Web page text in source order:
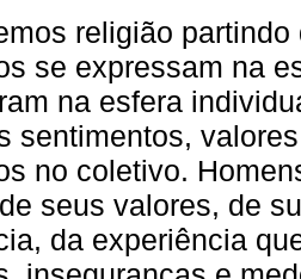
religião
se expressam na
na esfera
sentimentos,
no coletivo.
seus valores, de
da experiência